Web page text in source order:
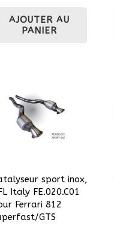
AJOUTER AU
PANIER
sport inox,
Italy FE.020.C01
Ferrari 812
GTS